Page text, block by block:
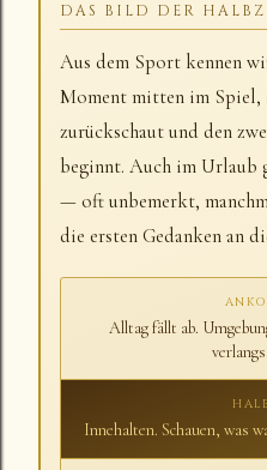
DAS BILD DER
Aus dem Sport kennen
Moment mitten im Spiel,
zurückschaut und den
beginnt. Auch im Urlaub
— oft unbemerkt,
die ersten Gedanken an
Alltag fällt ab.
Innehalten. Schauen, was